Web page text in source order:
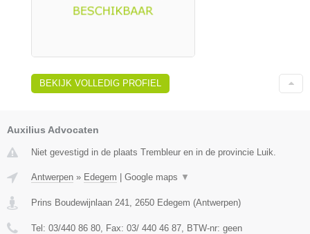
BEKIJK VOLLEDIG PROFIEL
Auxilius Advocaten
Niet gevestigd in de plaats Trembleur en in de provincie Luik.
Antwerpen » Edegem | Google maps ▼
Prins Boudewijnlaan 241 2650 Edegem (Antwerpen)
Tel: 03/440 86 80 , Fax: 03/ 440 46 87 , BTW-nr: geen